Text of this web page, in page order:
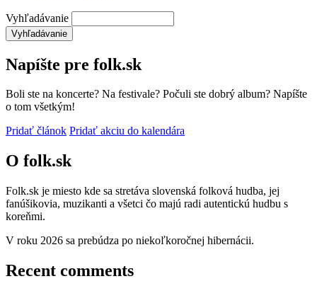
Vyhľadávanie
Napíšte pre folk.sk
Boli ste na koncerte? Na festivale? Počuli ste dobrý album? Napíšte
o tom všetkým!
Pridať článok Pridať akciu do kalendára
O folk.sk
Folk.sk je miesto kde sa stretáva slovenská folková hudba, jej
fanúšikovia, muzikanti a všetci čo majú radi autentickú hudbu s
koreňmi.
V roku 2026 sa prebúdza po niekoľkoročnej hibernácii.
Recent comments